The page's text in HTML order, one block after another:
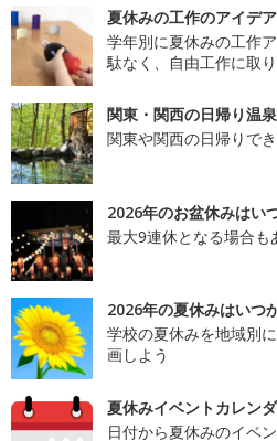
夏休みの工作のアイデ
学年別に夏休みの工作
駄なく、自由工作に取り
関東・関西の日帰り温泉
関東や関西の日帰りで
2026年のお盆休みはい
最大9連休となる場合も
2026年の夏休みはいつ
学校の夏休みを地域別
画しよう
夏休みイベントカレン
日付から夏休みのイベ